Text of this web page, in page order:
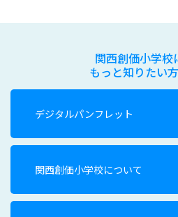
関西創価小学校
もっと知りたい
デジタルパンフレット
関西創価小学校について